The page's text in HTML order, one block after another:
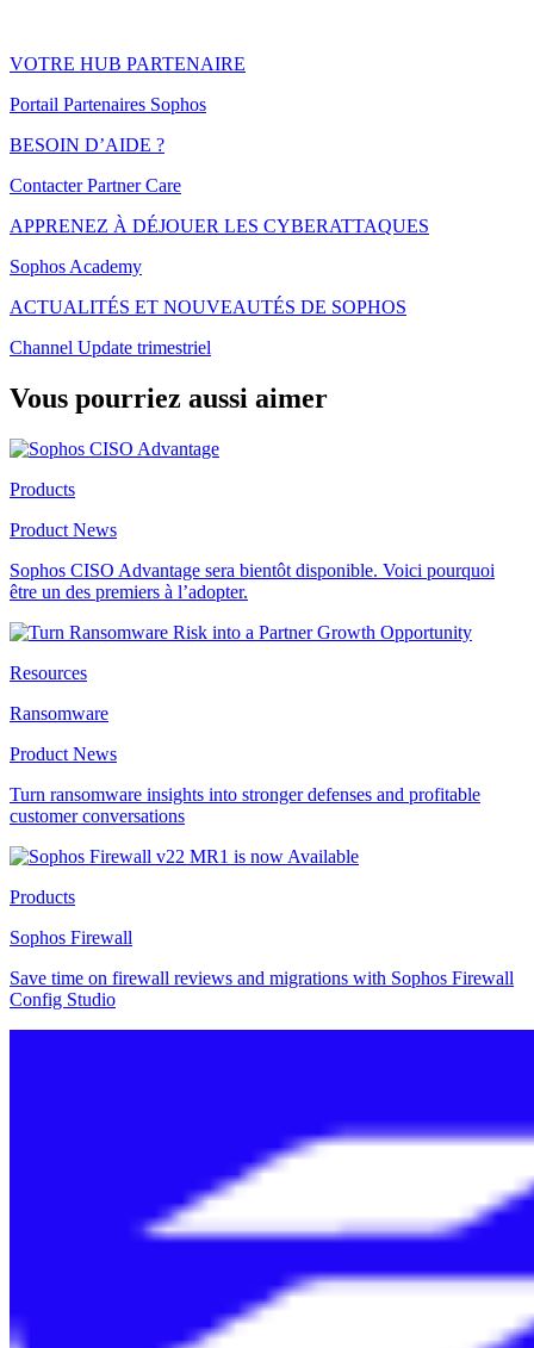
VOTRE HUB PARTENAIRE
Portail Partenaires Sophos
BESOIN D’AIDE ?
Contacter Partner Care
APPRENEZ À DÉJOUER LES CYBERATTAQUES
Sophos Academy
ACTUALITÉS ET NOUVEAUTÉS DE SOPHOS
Channel Update trimestriel
Vous pourriez aussi aimer
Products
Product News
Sophos CISO Advantage sera bientôt disponible. Voici pourquoi
être un des premiers à l’adopter.
Resources
Ransomware
Product News
Turn ransomware insights into stronger defenses and profitable
customer conversations
Products
Sophos Firewall
Save time on firewall reviews and migrations with Sophos Firewall
Config Studio